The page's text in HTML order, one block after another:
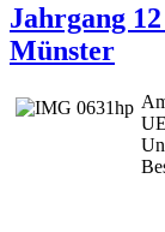
Jahrgang
Münster